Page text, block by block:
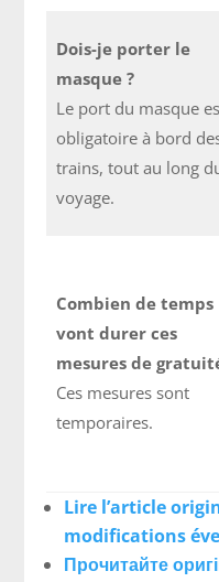
Dois-je porter le
masque ?
Le port du masque
obligatoire à bord
trains, tout au long
voyage.
Combien de temps
vont durer ces
mesures de
Ces mesures sont
temporaires.
Lire l’article
modifications
Прочитайте